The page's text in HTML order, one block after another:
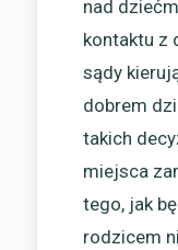
nad
kontaktu z
sądy
dobrem
takich
miejsca
tego, jak
rodzicem